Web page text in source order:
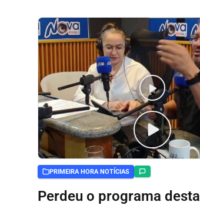
PRIMEIRA HORA NOTÍCIAS
Perdeu o programa desta